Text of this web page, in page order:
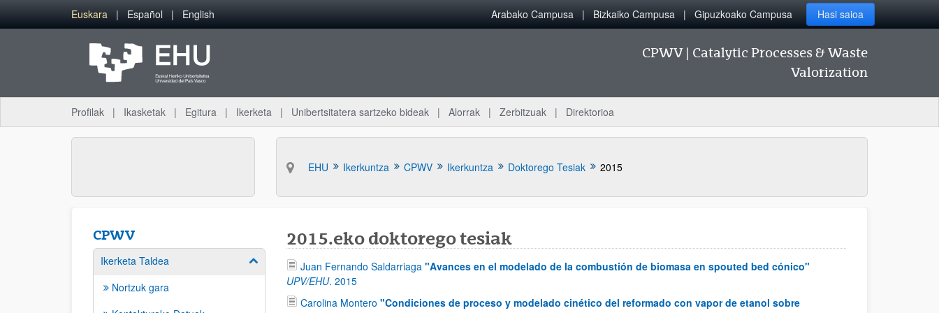
Eduki nagusira joan
Euskara Español English Arabako Campusa Bizkaiko Campusa Gipuzkoako Campusa Hasi saioa
CPWV | Catalytic Processes & Waste
Valorization
Profilak Ikasketak Egitura Ikerketa Unibertsitatera sartzeko bideak Alorrak Zerbitzuak Direktorioa
EHU Ikerkuntza CPWV Ikerkuntza Doktorego Tesiak 2015
CPWV
Ikerketa Taldea Erakutsi/izkutatu azpiorriak
Nortzuk gara
2015.eko doktorego tesiak
Juan Fernando Saldarriaga "Avances en el modelado de la combustión de biomasa en spouted bed cónico"
UPV/EHU. 2015
Carolina Montero "Condiciones de proceso y modelado cinético del reformado con vapor de etanol sobre